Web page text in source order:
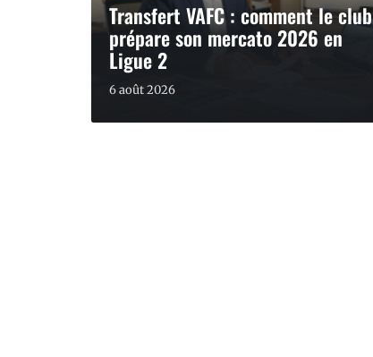
Transfert VAFC : comment le club
prépare son mercato 2026 en
Ligue 2
6 août 2026